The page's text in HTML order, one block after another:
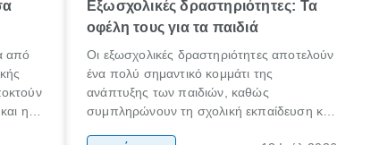
από
η
Εξωσχολικές δραστηριότητες: Τα
οφέλη τους για τα παιδιά
Οι εξωσχολικές δραστηριότητες αποτελούν
ένα πολύ σημαντικό κομμάτι της
ανάπτυξης των παιδιών, καθώς
συμπληρώνουν τη σχολική εκπαίδευση και